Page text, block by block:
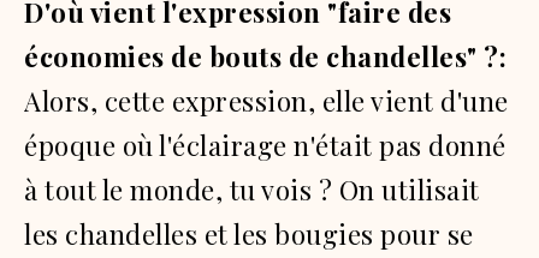
D'où vient l'expression "faire des
économies de bouts de chandelles" ?:
Alors, cette expression, elle vient d'une
époque où l'éclairage n'était pas donné
à tout le monde, tu vois ? On utilisait
les chandelles et les bougies pour se